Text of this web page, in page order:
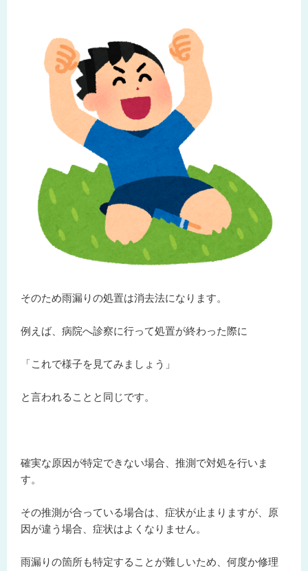
そのため雨漏りの処置は消去法になります。
例えば、病院へ診察に行って処置が終わった際に
「これで様子を見てみましょう」
と言われることと同じです。
確実な原因が特定できない場合、推測で対処を行いま
す。
その推測が合っている場合は、症状が止まりますが、原
因が違う場合、症状はよくなりません。
雨漏りの箇所も特定することが難しいため、何度か修理